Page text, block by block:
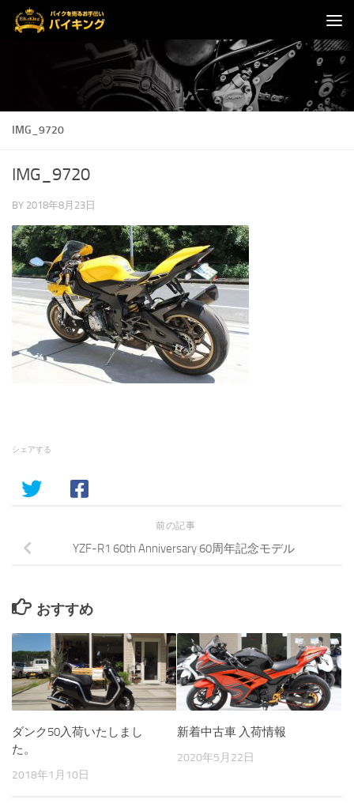
コンテンツへスキップ
IMG_9720
IMG_9720
BY 2018年8月23日
シェアする
前の記事
YZF-R1 60th Anniversary 60周年記念モデル
おすすめ
ダンク50入荷いたしまし
た。
2018年1月10日
新着中古車 入荷情報
2020年5月22日